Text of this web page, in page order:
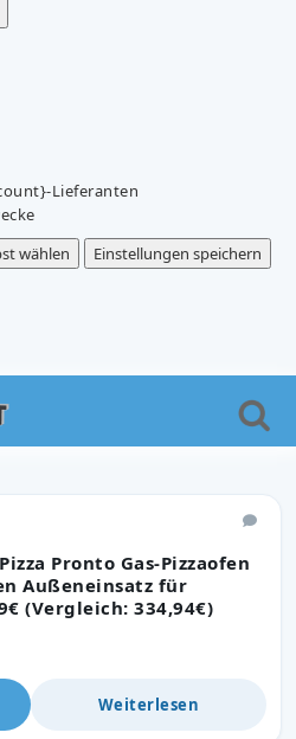
Lieferanten
wählen
Einstellungen speichern
Pronto Gas-Pizzaofen
Außeneinsatz für
(Vergleich: 334,94€)
Weiterlesen